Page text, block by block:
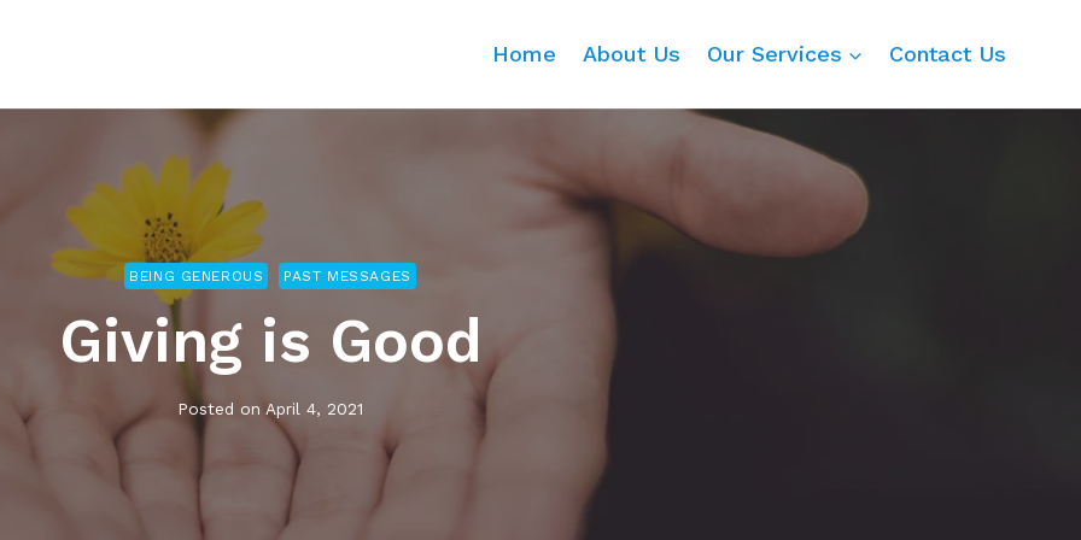
Home About Us Our Services Contact Us
BEING GENEROUS PAST MESSAGES
Giving is Good
Posted on April 4, 2021